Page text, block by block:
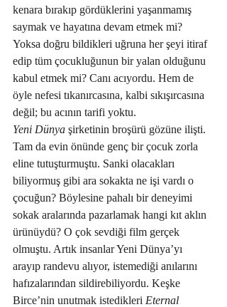
kenara bırakıp gördüklerini yaşanmamış
saymak ve hayatına devam etmek mi?
Yoksa doğru bildikleri uğruna her şeyi itiraf
edip tüm çocukluğunun bir yalan olduğunu
kabul etmek mi? Canı acıyordu. Hem de
öyle nefesi tıkanırcasına, kalbi sıkışırcasına
değil; bu acının tarifi yoktu.
Yeni Dünya şirketinin broşürü gözüne ilişti.
Tam da evin önünde genç bir çocuk zorla
eline tutuşturmuştu. Sanki olacakları
biliyormuş gibi ara sokakta ne işi vardı o
çocuğun? Böylesine pahalı bir deneyimi
sokak aralarında pazarlamak hangi kıt aklın
ürünüydü? O çok sevdiği film gerçek
olmuştu. Artık insanlar Yeni Dünya’yı
arayıp randevu alıyor, istemediği anılarını
hafızalarından sildirebiliyordu. Keşke
Birce’nin unutmak istedikleri Eternal